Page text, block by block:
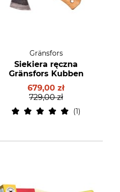
Gränsfors
Siekiera ręczna
Gränsfors Kubben
679,00 zł
729,00 zł
1